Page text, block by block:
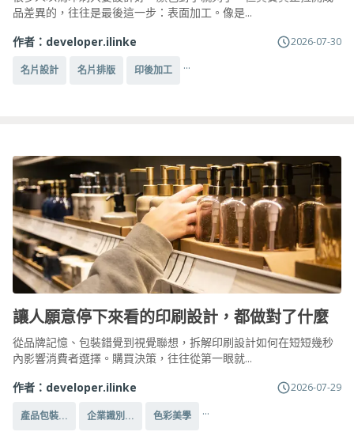
品差異的，往往是最後這一步：表面加工。像是...
作者： developer.ilinke 2026-07-30
名片設計 名片排版 印後加工 ...
讓人願意停下來看的印刷設計，都做對了什麼
從品牌記憶、包裝錯覺到視覺聯想，拆解印刷設計如何在短短幾秒
內影響消費者選擇。購買決策，往往從第一眼就...
作者： developer.ilinke 2026-07-29
產品包裝... 企業識別... 色彩美學 ...